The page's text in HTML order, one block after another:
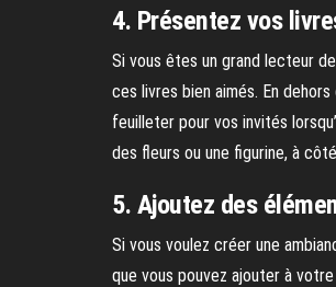
4. Présentez vos
Si vous êtes un grand lecteur
ces livres bien aimés. En
feuilleter pour vos invités
des fleurs ou une figurine, à
5. Ajoutez des
Si vous voulez créer une
que vous pouvez ajouter à